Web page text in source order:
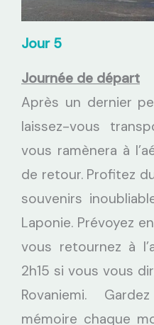
Jour 5
Journée de départ
Après un dernier
laissez-vous
vous ramènera à
de retour. Profitez
souvenirs
Laponie. Prévoyez
vous retournez à
2h15 si vous vous
Rovaniemi.
mémoire chaque